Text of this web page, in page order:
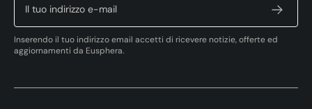
Inserendo il tuo indirizzo email accetti di ricevere notizie, offerte ed
aggiornamenti da Eusphera.